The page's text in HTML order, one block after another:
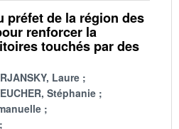
préfet de la région des
renforcer la
touchés par des
Laure
Stéphanie